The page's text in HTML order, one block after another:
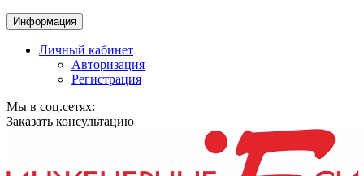
Информация
Личный кабинет
Авторизация
Регистрация
Мы в соц.сетях:
Заказать консультацию